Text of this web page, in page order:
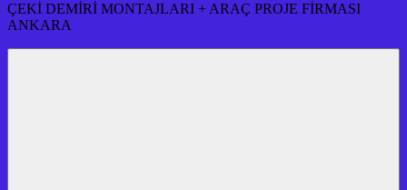
ÇEKİ DEMİRİ MONTAJLARI + ARAÇ PROJE FİRMASI
ANKARA